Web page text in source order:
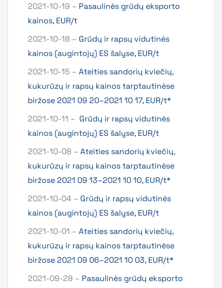
2021-10-19 – Pasaulinės grūdų eksporto
kainos, EUR/t
2021-10-18 – Grūdų ir rapsų vidutinės
kainos (augintojų) ES šalyse, EUR/t
2021-10-15 – Ateities sandorių kviečių,
kukurūzų ir rapsų kainos tarptautinėse
biržose 2021 09 20–2021 10 17, EUR/t*
2021-10-11 – Grūdų ir rapsų vidutinės
kainos (augintojų) ES šalyse, EUR/t
2021-10-08 – Ateities sandorių kviečių,
kukurūzų ir rapsų kainos tarptautinėse
biržose 2021 09 13–2021 10 10, EUR/t*
2021-10-04 – Grūdų ir rapsų vidutinės
kainos (augintojų) ES šalyse, EUR/t
2021-10-01 – Ateities sandorių kviečių,
kukurūzų ir rapsų kainos tarptautinėse
biržose 2021 09 06–2021 10 03, EUR/t*
2021-09-28 – Pasaulinės grūdų eksporto